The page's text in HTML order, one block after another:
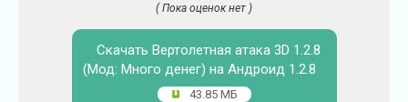
( Пока оценок нет )
Скачать Вертолетная атака 3D 1.2.8
(Мод: Много денег) на Андроид 1.2.8
43.85 МБ